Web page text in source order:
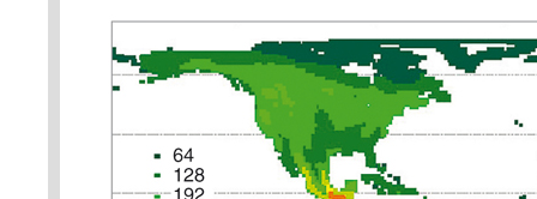
biologická rozmanitost na
jsou hory východoafrického
na jih a končící jihoafrickým
Himálají; kromě toho je
atlantských lesů (mata